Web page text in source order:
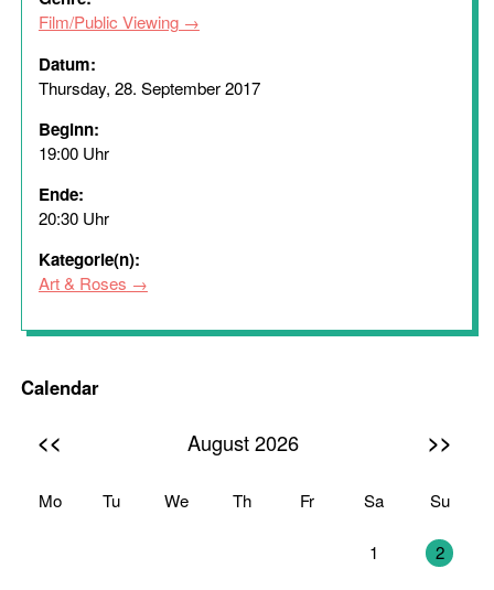
Film/Public Viewing
Datum:
Thursday, 28. September 2017
Beginn:
19:00 Uhr
Ende:
20:30 Uhr
Kategorie(n):
Art & Roses
Calendar
<< August 2026 >>
Mo Tu We Th Fr Sa Su
1 2